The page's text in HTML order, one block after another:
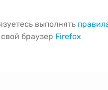
выполнять
браузер Firefox